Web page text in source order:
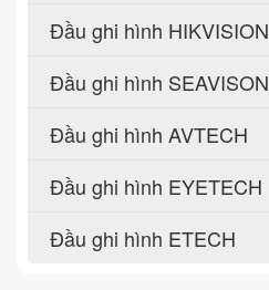
Đầu ghi hình HIKVISION
Đầu ghi hình SEAVISON
Đầu ghi hình AVTECH
Đầu ghi hình EYETECH
Đầu ghi hình ETECH